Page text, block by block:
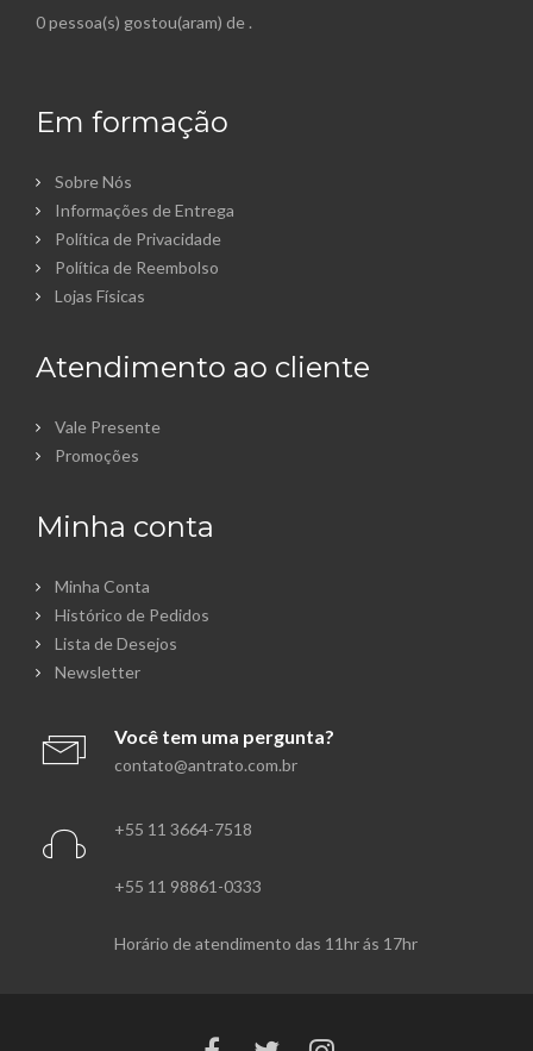
0 pessoa(s) gostou(aram) de .
Em formação
Sobre Nós
Informações de Entrega
Política de Privacidade
Política de Reembolso
Lojas Físicas
Atendimento ao cliente
Vale Presente
Promoções
Minha conta
Minha Conta
Histórico de Pedidos
Lista de Desejos
Newsletter
Você tem uma pergunta?
contato@antrato.com.br
+55 11 3664-7518
+55 11 98861-0333
Horário de atendimento das 11hr ás 17hr